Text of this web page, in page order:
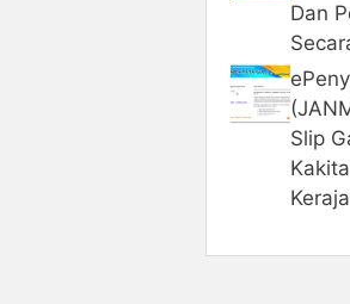
Dan
Slip